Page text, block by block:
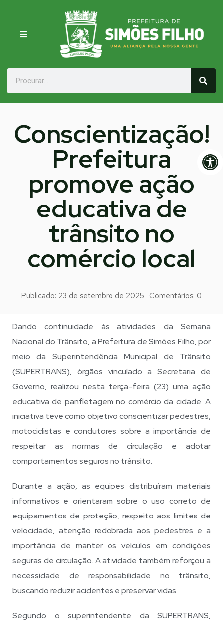
Conscientização!
Prefeitura
promove ação
educativa de
trânsito no
comércio local
Publicado: 23 de setembro de 2025 Comentários: 0
Dando continuidade às atividades da Semana
Nacional do Trânsito, a Prefeitura de Simões Filho, por
meio da Superintendência Municipal de Trânsito
(SUPERTRANS), órgãos vinculado a Secretaria de
Governo, realizou nesta terça-feira (23) uma ação
educativa de panfletagem no comércio da cidade. A
iniciativa teve como objetivo conscientizar pedestres,
motociclistas e condutores sobre a importância de
respeitar as normas de circulação e adotar
comportamentos seguros no trânsito.
Durante a ação, as equipes distribuíram materiais
informativos e orientaram sobre o uso correto de
equipamentos de proteção, respeito aos limites de
velocidade, atenção redobrada aos pedestres e a
importância de manter os veículos em condições
seguras de circulação. A atividade também reforçou a
necessidade de responsabilidade no trânsito,
buscando reduzir acidentes e preservar vidas.
Segundo o superintendente da SUPERTRANS,